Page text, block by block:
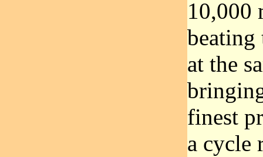
10,000
beating
at the
finest
a cycle